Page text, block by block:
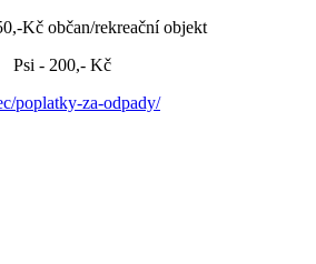
Kč občan/rekreační objekt
Psi - 200,- Kč
poplatky-za-odpady/